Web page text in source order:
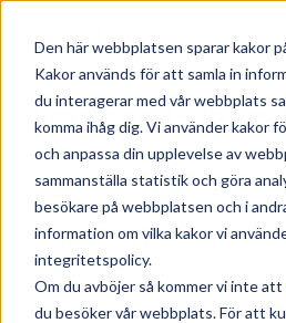
Den här webbplatsen sparar kakor
Kakor används för att samla in
du interagerar med vår webbplats
komma ihåg dig. Vi använder kakor
och anpassa din upplevelse av
sammanställa statistik och göra
besökare på webbplatsen och i
information om vilka kakor vi
integritetspolicy.
Om du avböjer så kommer vi inte att
du besöker vår webbplats. För att
Transpa Public
Tack vare vårt publika API är
integrera med
ex lätt skapa, redigera och
kommer snart även
tidrapporter, pass, frånvaro